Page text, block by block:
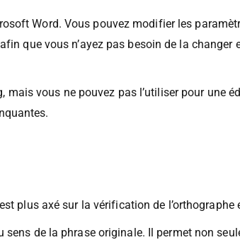
de fautes de frappe et de grammaire,
Word. Vous pouvez modifier les
que vous n’ayez pas besoin de la changer
vous ne pouvez pas l’utiliser pour une
plus axé sur la vérification de l’orthographe